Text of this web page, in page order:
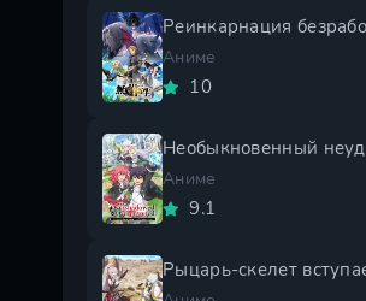
Аниме
10
Необыкновенный
Аниме
9.1